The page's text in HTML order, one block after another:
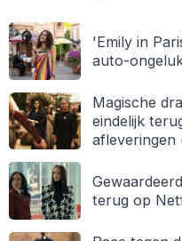
'Emily in
auto-
Magische
eindelijk
afleveringen
terug op